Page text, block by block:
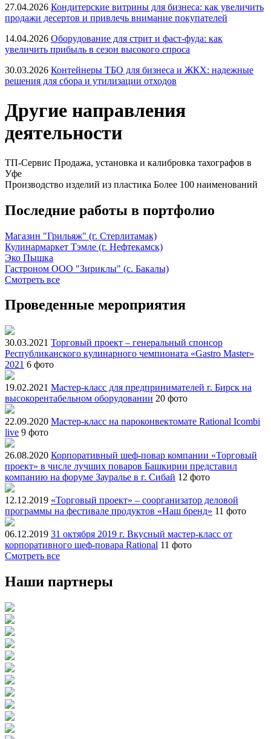
27.04.2026 Кондитерские витрины для бизнеса: как увеличить
продажи десертов и привлечь внимание покупателей
14.04.2026 Оборудование для стрит и фаст-фуда: как
увеличить прибыль в сезон высокого спроса
30.03.2026 Контейнеры ТБО для бизнеса и ЖКХ: надежные
решения для сбора и утилизации отходов
Другие направления
деятельности
ТП-Сервис Продажа, установка и калибровка тахографов в
Уфе
Производство изделий из пластика Более 100 наименований
Последние работы в портфолио
Магазин "Грильяж" (г. Стерлитамак)
Кулинармаркет Тэмле (г. Нефтекамск)
Эко Пышка
Гастроном ООО "Зириклы" (с. Бакалы)
Смотреть все
Проведенные мероприятия
30.03.2021 Торговый проект – генеральный спонсор
Республиканского кулинарного чемпионата «Gastro Master»
2021 6 фото
19.02.2021 Мастер-класс для предпринимателей г. Бирск на
высокорентабельном оборудовании 20 фото
22.09.2020 Мастер-класс на пароконвектомате Rational Icombi
live 9 фото
26.08.2020 Корпоративный шеф-повар компании «Торговый
проект» в числе лучших поваров Башкирии представил
компанию на форуме Зауралье в г. Сибай 12 фото
12.12.2019 «Торговый проект» – соорганизатор деловой
программы на фестивале продуктов «Наш бренд» 11 фото
06.12.2019 31 октября 2019 г. Вкусный мастер-класс от
корпоративного шеф-повара Rational 11 фото
Смотреть все
Наши партнеры